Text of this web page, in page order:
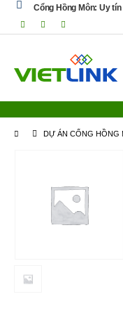
Cổng Hồng Môn: Uy
DỰ ÁN CỔNG HỒNG